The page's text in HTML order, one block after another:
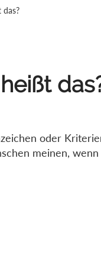
das?
oder
meinen, wenn